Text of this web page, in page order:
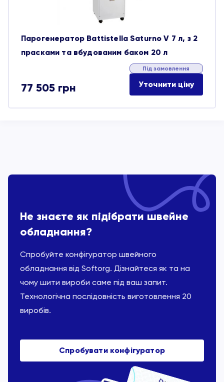
Парогенератор Battistella Saturno V 7 л, з 2
прасками та вбудованим баком 20 л
77 505 грн
Під замовлення
Уточнити ціну
Не знаєте як підібрати швейне
обладнання?
Спробуйте конфігуратор швейного
обладнання від Softorg. Дізнайтеся як та на
чому шити вироби саме під ваш запит.
Технологічна послідовність виготовлення 20
виробів.
Спробувати конфігуратор